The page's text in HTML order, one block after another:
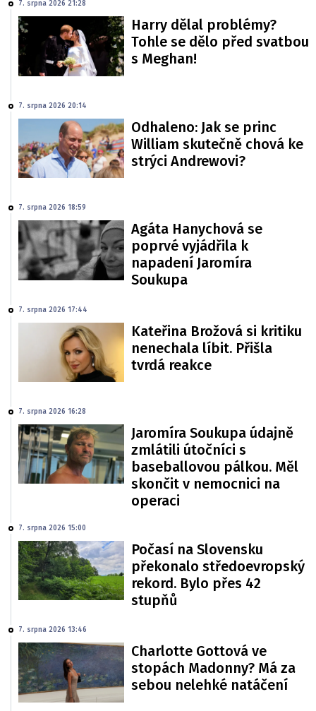
7. srpna 2026 21:28
Harry dělal problémy?
Tohle se dělo před svatbou
s Meghan!
7. srpna 2026 20:14
Odhaleno: Jak se princ
William skutečně chová ke
strýci Andrewovi?
7. srpna 2026 18:59
Agáta Hanychová se
poprvé vyjádřila k
napadení Jaromíra
Soukupa
7. srpna 2026 17:44
Kateřina Brožová si kritiku
nenechala líbit. Přišla
tvrdá reakce
7. srpna 2026 16:28
Jaromíra Soukupa údajně
zmlátili útočníci s
baseballovou pálkou. Měl
skončit v nemocnici na
operaci
7. srpna 2026 15:00
Počasí na Slovensku
překonalo středoevropský
rekord. Bylo přes 42
stupňů
7. srpna 2026 13:46
Charlotte Gottová ve
stopách Madonny? Má za
sebou nelehké natáčení